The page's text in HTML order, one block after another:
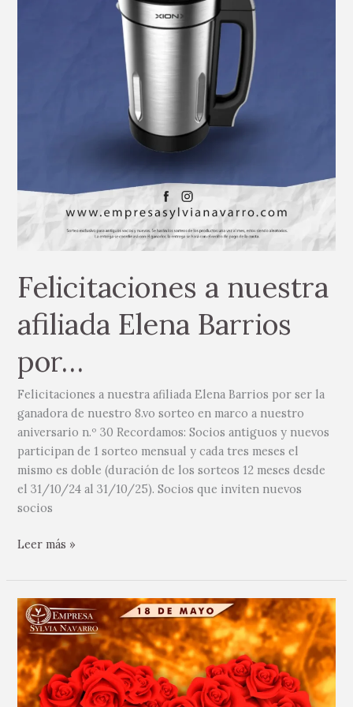
Felicitaciones a nuestra
afiliada Elena Barrios
por…
Felicitaciones a nuestra afiliada Elena Barrios por ser la
ganadora de nuestro 8.vo sorteo en marco a nuestro
aniversario n.º 30 Recordamos: Socios antiguos y nuevos
participan de 1 sorteo mensual y cada tres meses el
mismo es doble (duración de los sorteos 12 meses desde
el 31/10/24 al 31/10/25). Socios que inviten nuevos
socios
Leer más »
Los
Mejores
Regalos
Florales
para
el